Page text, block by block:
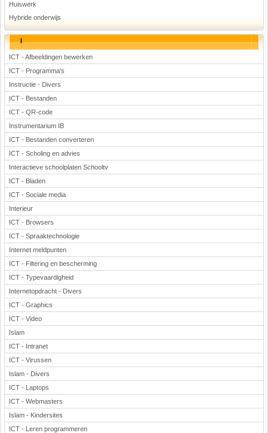
Huiswerk
Hybride onderwijs
I
ICT - Afbeeldingen bewerken
ICT - Programma's
Instructie - Divers
ICT - Bestanden
ICT - QR-code
Instrumentarium IB
ICT - Bestanden converteren
ICT - Scholing en advies
Interactieve schoolplaten Schooltv
ICT - Bladen
ICT - Sociale media
Interieur
ICT - Browsers
ICT - Spraaktechnologie
Internet meldpunten
ICT - Filtering en bescherming
ICT - Typevaardigheid
Internetopdracht - Divers
ICT - Graphics
ICT - Video
Islam
ICT - Intranet
ICT - Virussen
Islam - Divers
ICT - Laptops
ICT - Webmasters
Islam - Kindersites
ICT - Leren programmeren